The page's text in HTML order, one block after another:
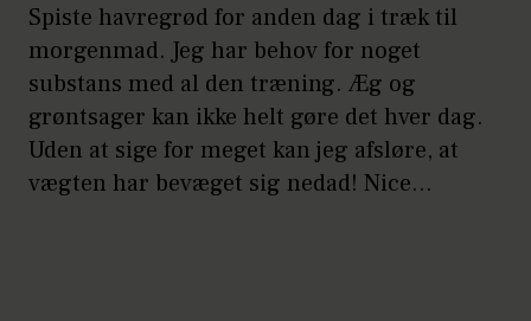
Spiste havregrød for anden dag i træk til
morgenmad. Jeg har behov for noget
substans med al den træning. Æg og
grøntsager kan ikke helt gøre det hver dag.
Uden at sige for meget kan jeg afsløre, at
vægten har bevæget sig nedad! Nice…